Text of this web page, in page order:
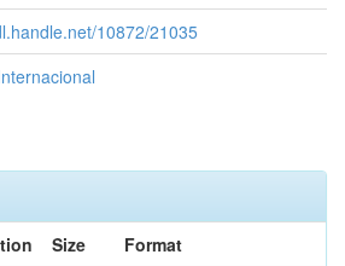
10872/21035
Size
Format